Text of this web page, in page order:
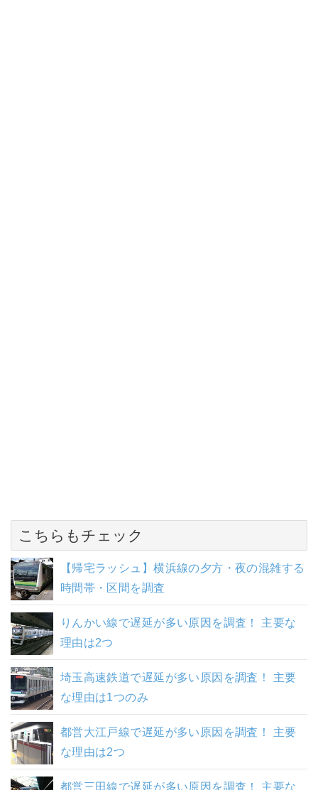
こちらもチェック
【帰宅ラッシュ】横浜線の夕方・夜の混雑する
時間帯・区間を調査
りんかい線で遅延が多い原因を調査！ 主要な
理由は2つ
埼玉高速鉄道で遅延が多い原因を調査！ 主要
な理由は1つのみ
都営大江戸線で遅延が多い原因を調査！ 主要
な理由は2つ
都営三田線で遅延が多い原因を調査！ 主要な